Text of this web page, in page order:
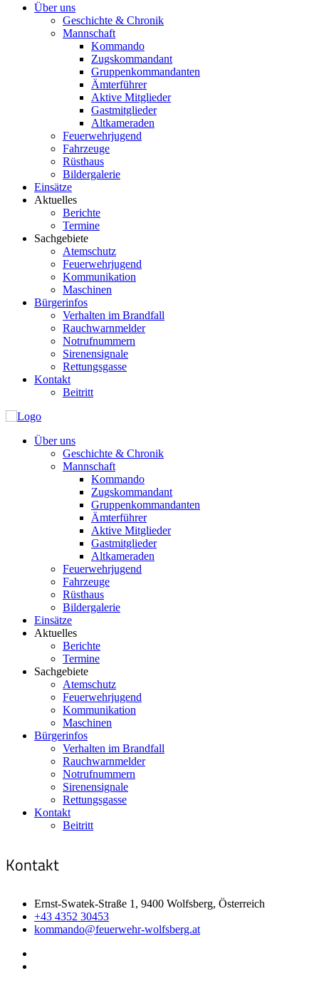
Über uns
Geschichte & Chronik
Mannschaft
Kommando
Zugskommandant
Gruppenkommandanten
Ämterführer
Aktive Mitglieder
Gastmitglieder
Altkameraden
Feuerwehrjugend
Fahrzeuge
Rüsthaus
Bildergalerie
Einsätze
Aktuelles
Berichte
Termine
Sachgebiete
Atemschutz
Feuerwehrjugend
Kommunikation
Maschinen
Bürgerinfos
Verhalten im Brandfall
Rauchwarnmelder
Notrufnummern
Sirenensignale
Rettungsgasse
Kontakt
Beitritt
Über uns
Geschichte & Chronik
Mannschaft
Kommando
Zugskommandant
Gruppenkommandanten
Ämterführer
Aktive Mitglieder
Gastmitglieder
Altkameraden
Feuerwehrjugend
Fahrzeuge
Rüsthaus
Bildergalerie
Einsätze
Aktuelles
Berichte
Termine
Sachgebiete
Atemschutz
Feuerwehrjugend
Kommunikation
Maschinen
Bürgerinfos
Verhalten im Brandfall
Rauchwarnmelder
Notrufnummern
Sirenensignale
Rettungsgasse
Kontakt
Beitritt
Kontakt
Ernst-Swatek-Straße 1, 9400 Wolfsberg, Österreich
+43 4352 30453
kommando@feuerwehr-wolfsberg.at